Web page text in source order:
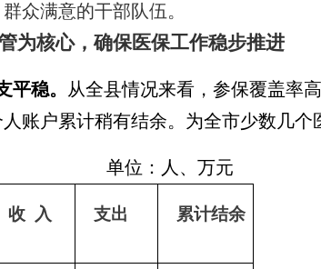
众满意的干部队伍。
为核心，确保医保工作稳步推进
平稳。 从全县情况来看，参保覆盖率
账户累计稍有结余。为全市少数几个
单位：人、万元
收 入 支出 累计结余